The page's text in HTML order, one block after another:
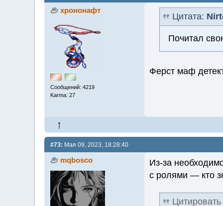
хрононафт
Сообщений: 4219
Karma: 27
Цитата:
Почитал
Ферст маф
#73: Мая 09, 2023, 18:28:40
mqbosco
Из-за
с ролями — кто
Цитировать